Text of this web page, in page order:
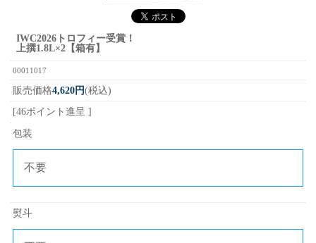
IWC2026トロフィー受賞！
上撰1.8L×2【箱有】
00011017
販売価格4,620円(税込)
[46ポイント進呈 ]
包装
熨斗